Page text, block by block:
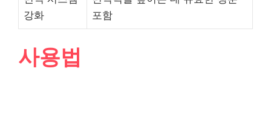
강화
포함
사용법